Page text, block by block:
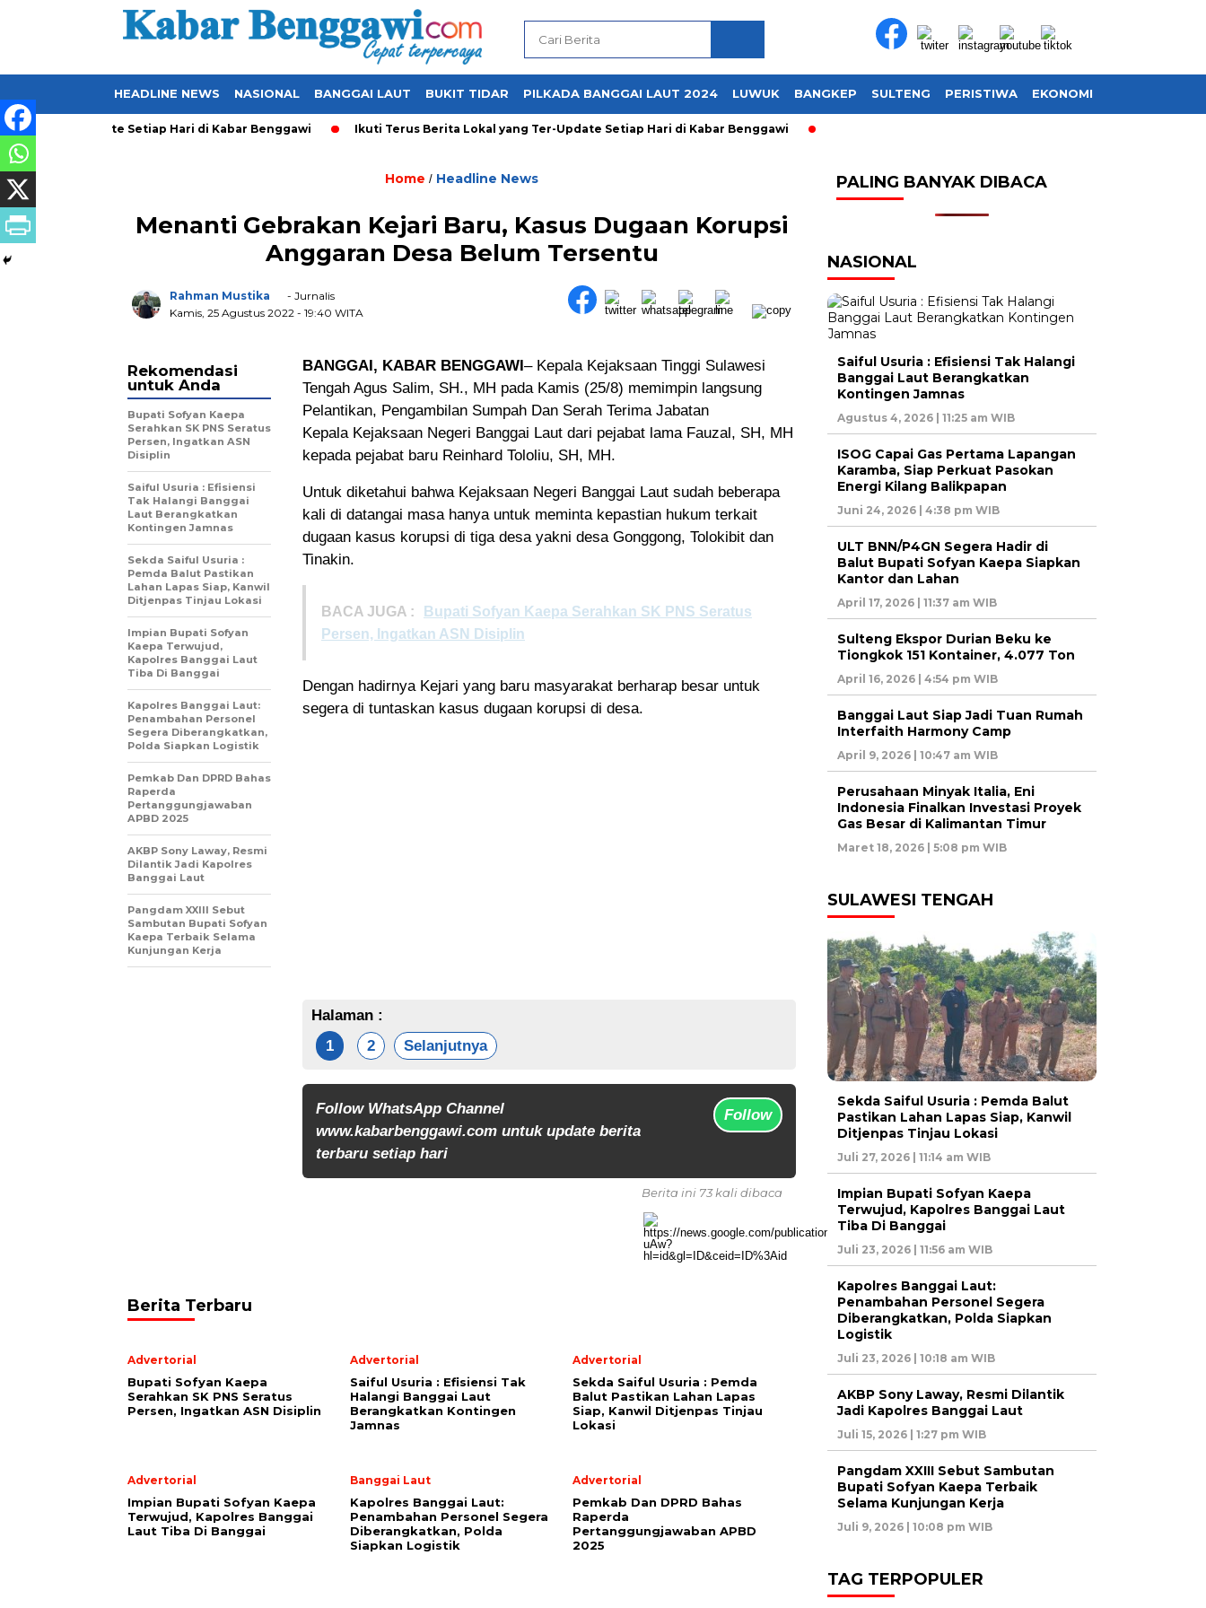
HEADLINE NEWS NASIONAL BANGGAI LAUT BUKIT TIDAR PILKADA BANGGAI LAUT 2024 LUWUK BANGKEP SULTENG PERISTIWA EKONOMI
Ter-Update Setiap Hari di Kabar Benggawi Ikuti Terus Berita Lokal yang Ter-Update Setiap Hari di Kabar Benggawi
Home / Headline News
Menanti Gebrakan Kejari Baru, Kasus Dugaan Korupsi
Anggaran Desa Belum Tersentu
Rahman Mustika
- Jurnalis
Kamis, 25 Agustus 2022 - 19:40 WITA
BANGGAI, KABAR BENGGAWI– Kepala Kejaksaan Tinggi Sulawesi
Tengah Agus Salim, SH., MH pada Kamis (25/8) memimpin langsung
Pelantikan, Pengambilan Sumpah Dan Serah Terima Jabatan
Kepala Kejaksaan Negeri Banggai Laut dari pejabat lama Fauzal, SH, MH
kepada pejabat baru Reinhard Tololiu, SH, MH.
Untuk diketahui bahwa Kejaksaan Negeri Banggai Laut sudah beberapa
kali di datangai masa hanya untuk meminta kepastian hukum terkait
dugaan kasus korupsi di tiga desa yakni desa Gonggong, Tolokibit dan
Tinakin.
BACA JUGA :
Bupati Sofyan Kaepa Serahkan SK PNS Seratus
Persen, Ingatkan ASN Disiplin
Dengan hadirnya Kejari yang baru masyarakat berharap besar untuk
segera di tuntaskan kasus dugaan korupsi di desa.
Halaman :
1
2 Selanjutnya
Follow WhatsApp Channel
www.kabarbenggawi.com untuk update berita
terbaru setiap hari
Follow
Rekomendasi
untuk Anda
Bupati Sofyan Kaepa
Serahkan SK PNS Seratus
Persen, Ingatkan ASN
Disiplin
Saiful Usuria : Efisiensi
Tak Halangi Banggai
Laut Berangkatkan
Kontingen Jamnas
Sekda Saiful Usuria :
Pemda Balut Pastikan
Lahan Lapas Siap, Kanwil
Ditjenpas Tinjau Lokasi
Impian Bupati Sofyan
Kaepa Terwujud,
Kapolres Banggai Laut
Tiba Di Banggai
Kapolres Banggai Laut:
Penambahan Personel
Segera Diberangkatkan,
Polda Siapkan Logistik
Pemkab Dan DPRD Bahas
Raperda
Pertanggungjawaban
APBD 2025
AKBP Sony Laway, Resmi
Dilantik Jadi Kapolres
Banggai Laut
Pangdam XXIII Sebut
Sambutan Bupati Sofyan
Kaepa Terbaik Selama
Kunjungan Kerja
Berita ini 73 kali dibaca
Berita Terbaru
Advertorial
Bupati Sofyan Kaepa
Serahkan SK PNS Seratus
Persen, Ingatkan ASN Disiplin
Advertorial
Saiful Usuria : Efisiensi Tak
Halangi Banggai Laut
Berangkatkan Kontingen
Jamnas
Advertorial
Sekda Saiful Usuria : Pemda
Balut Pastikan Lahan Lapas
Siap, Kanwil Ditjenpas Tinjau
Lokasi
Advertorial
Impian Bupati Sofyan Kaepa
Terwujud, Kapolres Banggai
Laut Tiba Di Banggai
Banggai Laut
Kapolres Banggai Laut:
Penambahan Personel Segera
Diberangkatkan, Polda
Siapkan Logistik
Advertorial
Pemkab Dan DPRD Bahas
Raperda
Pertanggungjawaban APBD
2025
PALING BANYAK DIBACA
NASIONAL
Saiful Usuria : Efisiensi Tak Halangi
Banggai Laut Berangkatkan
Kontingen Jamnas
Agustus 4, 2026 | 11:25 am WIB
ISOG Capai Gas Pertama Lapangan
Karamba, Siap Perkuat Pasokan
Energi Kilang Balikpapan
Juni 24, 2026 | 4:38 pm WIB
ULT BNN/P4GN Segera Hadir di
Balut Bupati Sofyan Kaepa Siapkan
Kantor dan Lahan
April 17, 2026 | 11:37 am WIB
Sulteng Ekspor Durian Beku ke
Tiongkok 151 Kontainer, 4.077 Ton
April 16, 2026 | 4:54 pm WIB
Banggai Laut Siap Jadi Tuan Rumah
Interfaith Harmony Camp
April 9, 2026 | 10:47 am WIB
Perusahaan Minyak Italia, Eni
Indonesia Finalkan Investasi Proyek
Gas Besar di Kalimantan Timur
Maret 18, 2026 | 5:08 pm WIB
SULAWESI TENGAH
Sekda Saiful Usuria : Pemda Balut
Pastikan Lahan Lapas Siap, Kanwil
Ditjenpas Tinjau Lokasi
Juli 27, 2026 | 11:14 am WIB
Impian Bupati Sofyan Kaepa
Terwujud, Kapolres Banggai Laut
Tiba Di Banggai
Juli 23, 2026 | 11:56 am WIB
Kapolres Banggai Laut:
Penambahan Personel Segera
Diberangkatkan, Polda Siapkan
Logistik
Juli 23, 2026 | 10:18 am WIB
AKBP Sony Laway, Resmi Dilantik
Jadi Kapolres Banggai Laut
Juli 15, 2026 | 1:27 pm WIB
Pangdam XXIII Sebut Sambutan
Bupati Sofyan Kaepa Terbaik
Selama Kunjungan Kerja
Juli 9, 2026 | 10:08 pm WIB
TAG TERPOPULER